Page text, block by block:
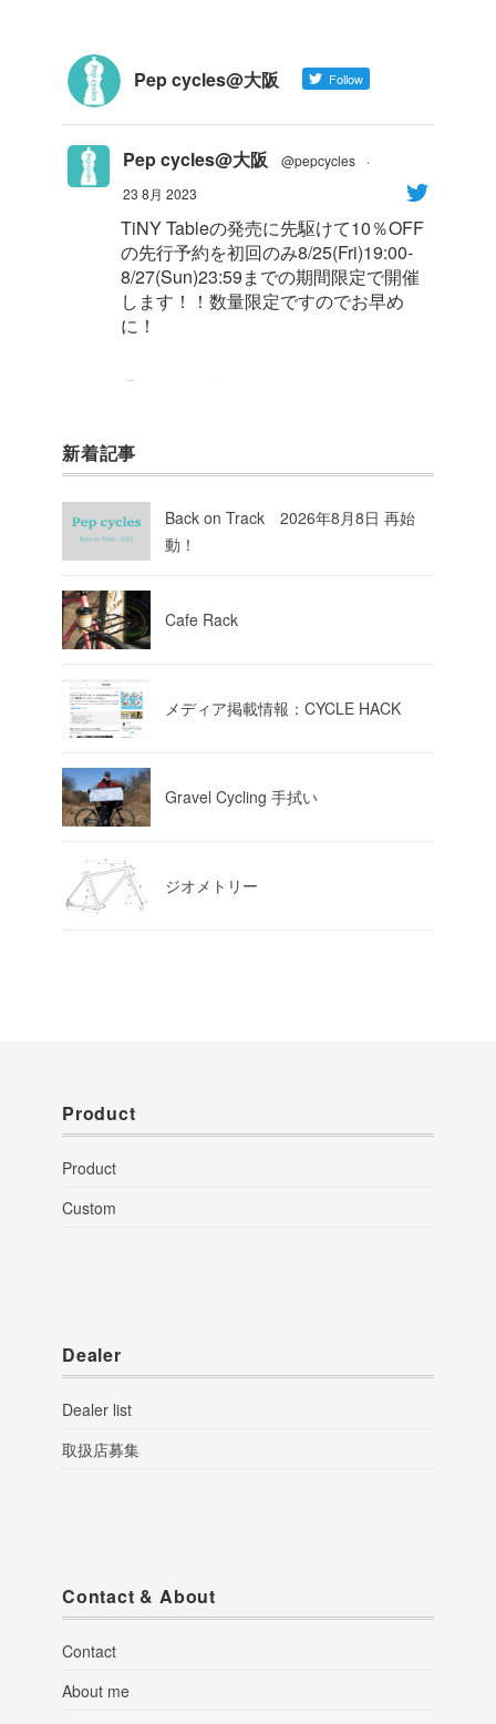
Pep cycles@大阪 Follow
Pep cycles@大阪 @pepcycles
·
23 8月 2023
TiNY Tableの発売に先駆けて10％OFF
の先行予約を初回のみ8/25(Fri)19:00-
8/27(Sun)23:59までの期間限定で開催
します！！数量限定ですのでお早め
に！
Pep cycles@大阪
今週はお知らせがいっぱいあるのでチ
ェックしてて下さいね！
新着記事
Back on Track 2026年8月8日 再始
動！
Cafe Rack
メディア掲載情報：CYCLE HACK
Gravel Cycling 手拭い
ジオメトリー
Product
Product
Custom
Dealer
Dealer list
取扱店募集
Contact & About
Contact
About me